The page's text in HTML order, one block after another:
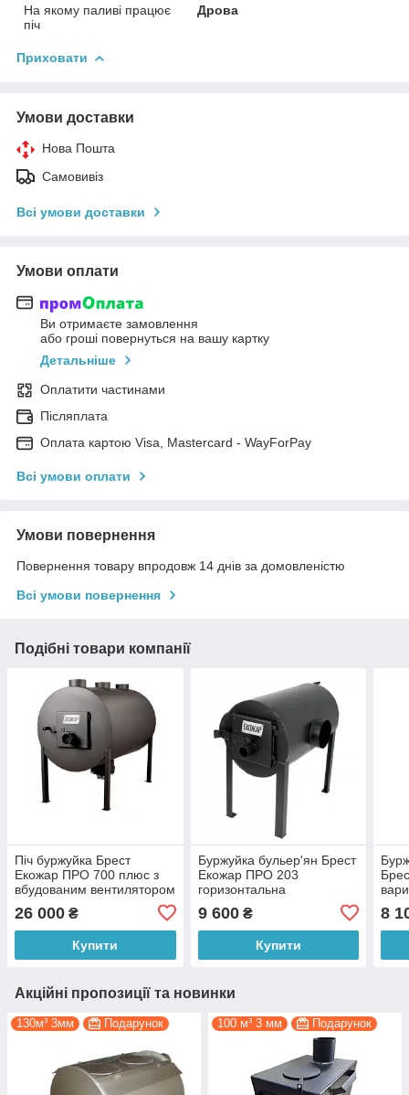
На якому паливі працює
піч
Дрова
Приховати
Умови доставки
Нова Пошта
Самовивіз
Всі умови доставки
Умови оплати
Ви отримаєте замовлення
або гроші повернуться на вашу картку
Детальніше
Оплатити частинами
Післяплата
Оплата картою Visa, Mastercard - WayForPay
Всі умови оплати
Умови повернення
Повернення товару впродовж 14 днів за домовленістю
Всі умови повернення
Подібні товари компанії
Піч буржуйка Брест
Екожар ПРО 700 плюс з
вбудованим вентилятором
26 000 ₴
Купити
Буржуйка бульер'ян Брест
Екожар ПРО 203
горизонтальна
9 600₴
Купити
8
Акційні пропозиції та новинки
130м³ 3мм Подарунок 100 м³ 3 мм Подарунок